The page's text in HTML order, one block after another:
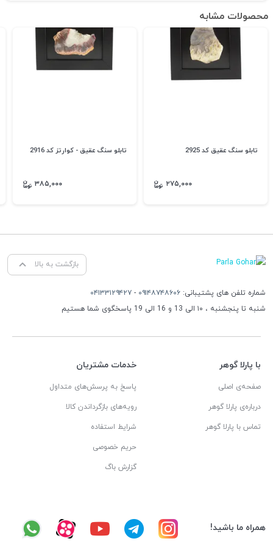
محصولات مشابه
تابلو سنگ عقیق کد 2925
۲۷۵,۰۰۰
تابلو سنگ عقیق - کوارتز کد 2916
۳۸۵,۰۰۰
بازگشت به بالا
شماره تلفن های پشتیبانی: ۰۹۱۴۸۷۴۸۶۰۶ - ۰۴۱۳۳۱۲۹۴۲۷
شنبه تا پنجشنبه ، ۱۰ الی 13 و 16 الی 19 پاسخگوی شما هستیم
با پارلا گوهر
صفحه‌ی اصلی
درباره‌ی پارلا گوهر
تماس با پارلا گوهر
خدمات مشتریان
پاسخ به پرسش‌های متداول
رویه‌های بازگرداندن کالا
شرایط استفاده
حریم خصوصی
گزارش باگ
همراه ما باشید!